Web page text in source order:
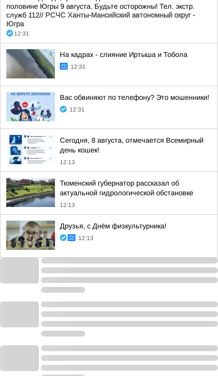
половине Югры 9 августа. Будьте осторожны! Тел. экстр.
служб 112// РСЧС Ханты-Мансийский автономный округ -
Югра
12:31
На кадрах - слияние Иртыша и Тобола
12:31
Вас обвиняют по телефону? Это мошенники!
12:31
Сегодня, 8 августа, отмечается Всемирный
день кошек!
12:13
Тюменский губернатор рассказал об
актуальной гидрологической обстановке
12:13
Друзья, с Днём физкультурника!
12:13